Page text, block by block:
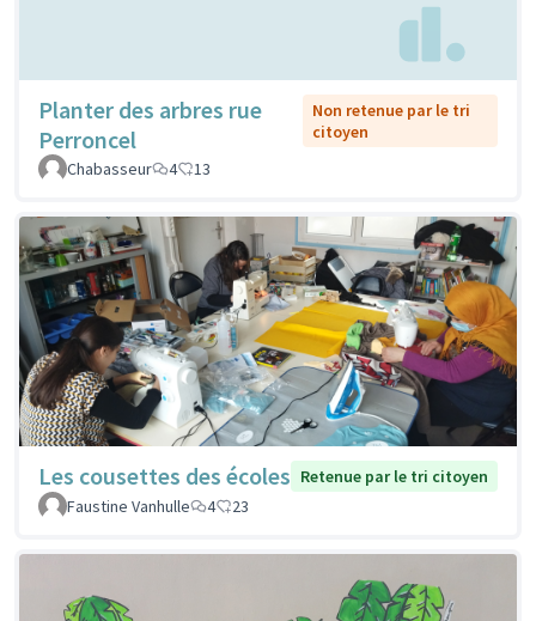
Planter des arbres rue
Perroncel
Non retenue par le tri
citoyen
Chabasseur
4 13
Les cousettes des écoles Retenue par le tri citoyen
Faustine Vanhulle
4 23